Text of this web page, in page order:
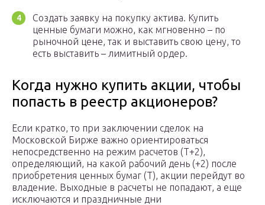
Создать заявку на покупку актива. Купить
ценные бумаги можно, как мгновенно – по
рыночной цене, так и выставить свою цену, то
есть выставить – лимитный ордер.
Когда нужно купить акции, чтобы
попасть в реестр акционеров?
Если кратко, то при заключении сделок на
Московской Бирже важно ориентироваться
непосредственно на режим расчетов (T+2),
определяющий, на какой рабочий день (+2) после
приобретения ценных бумаг (T), акции перейдут во
владение. Выходные в расчеты не попадают, а еще
исключаются и праздничные дни